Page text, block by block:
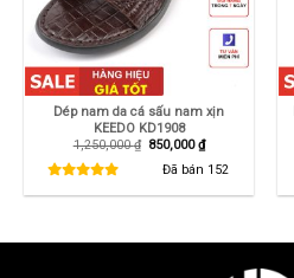
Dép nam da cá sấu nam xịn
KEEDO KD1908
1,250,000₫ Giá
850,000₫Giá
hiện
tại
Đã bán 152